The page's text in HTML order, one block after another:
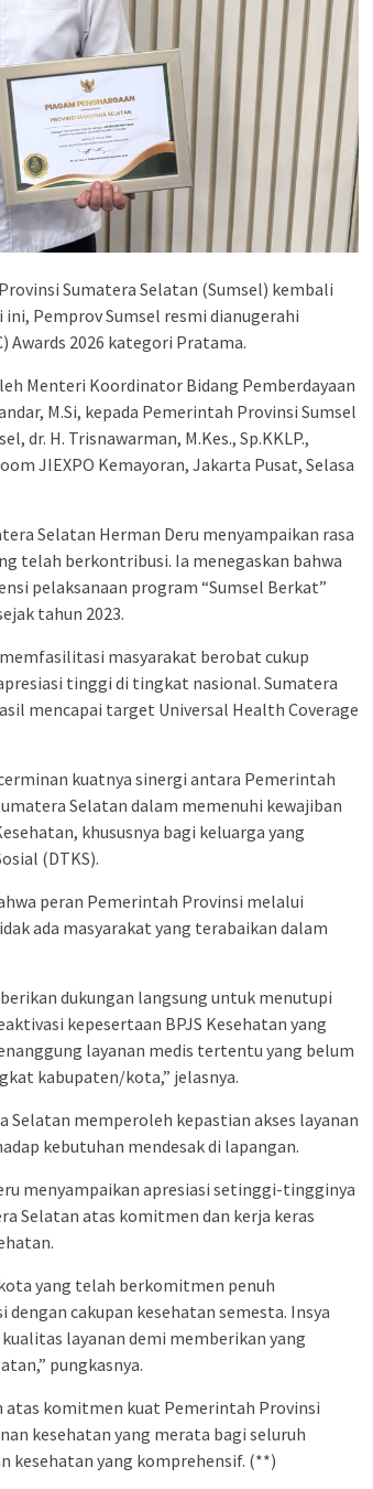
Sumatera Selatan (Sumsel) kembali
Pemprov Sumsel resmi dianugerahi
Awards 2026 kategori Pratama.
Menteri Koordinator Bidang Pemberdayaan
M.Si, kepada Pemerintah Provinsi Sumsel
dr. H. Trisnawarman, M.Kes., Sp.KKLP.,
JIEXPO Kemayoran, Jakarta Pusat, Selasa
Selatan Herman Deru menyampaikan rasa
telah berkontribusi. Ia menegaskan bahwa
pelaksanaan program “Sumsel Berkat”
tahun 2023.
masyarakat berobat cukup
tinggi di tingkat nasional. Sumatera
mencapai target Universal Health Coverage
kuatnya sinergi antara Pemerintah
Selatan dalam memenuhi kewajiban
khususnya bagi keluarga yang
(DTKS).
peran Pemerintah Provinsi melalui
ada masyarakat yang terabaikan dalam
dukungan langsung untuk menutupi
kepesertaan BPJS Kesehatan yang
layanan medis tertentu yang belum
kabupaten/kota,” jelasnya.
Selatan memperoleh kepastian akses layanan
kebutuhan mendesak di lapangan.
menyampaikan apresiasi setinggi-tingginya
Selatan atas komitmen dan kerja keras
yang telah berkomitmen penuh
cakupan kesehatan semesta. Insya
layanan demi memberikan yang
pungkasnya.
atas komitmen kuat Pemerintah Provinsi
kesehatan yang merata bagi seluruh
kesehatan yang komprehensif. (**)